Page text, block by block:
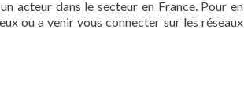
acteur dans le secteur en France. Pour en
ou a venir vous connecter sur les réseaux